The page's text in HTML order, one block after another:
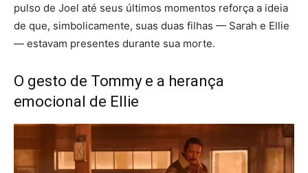
pulso de Joel até seus últimos momentos reforça a ideia
de que, simbolicamente, suas duas filhas — Sarah e Ellie
— estavam presentes durante sua morte.
O gesto de Tommy e a herança
emocional de Ellie